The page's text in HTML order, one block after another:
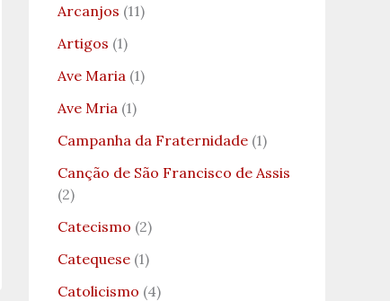
Arcanjos (11)
Artigos (1)
Ave Maria (1)
Ave Mria (1)
Campanha da Fraternidade (1)
Canção de São Francisco de Assis
(2)
Catecismo (2)
Catequese (1)
Catolicismo (4)